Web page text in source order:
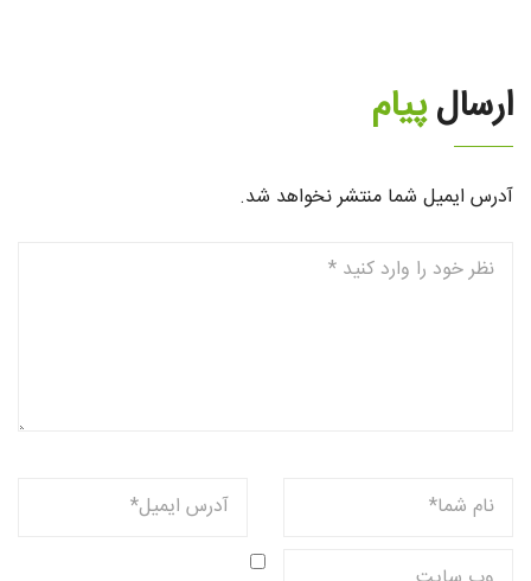
ارسالپیام
آدرس ایمیل شما منتشر نخواهد شد.